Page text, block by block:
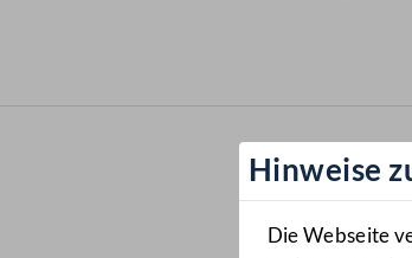
Hinweise
Die Webseite